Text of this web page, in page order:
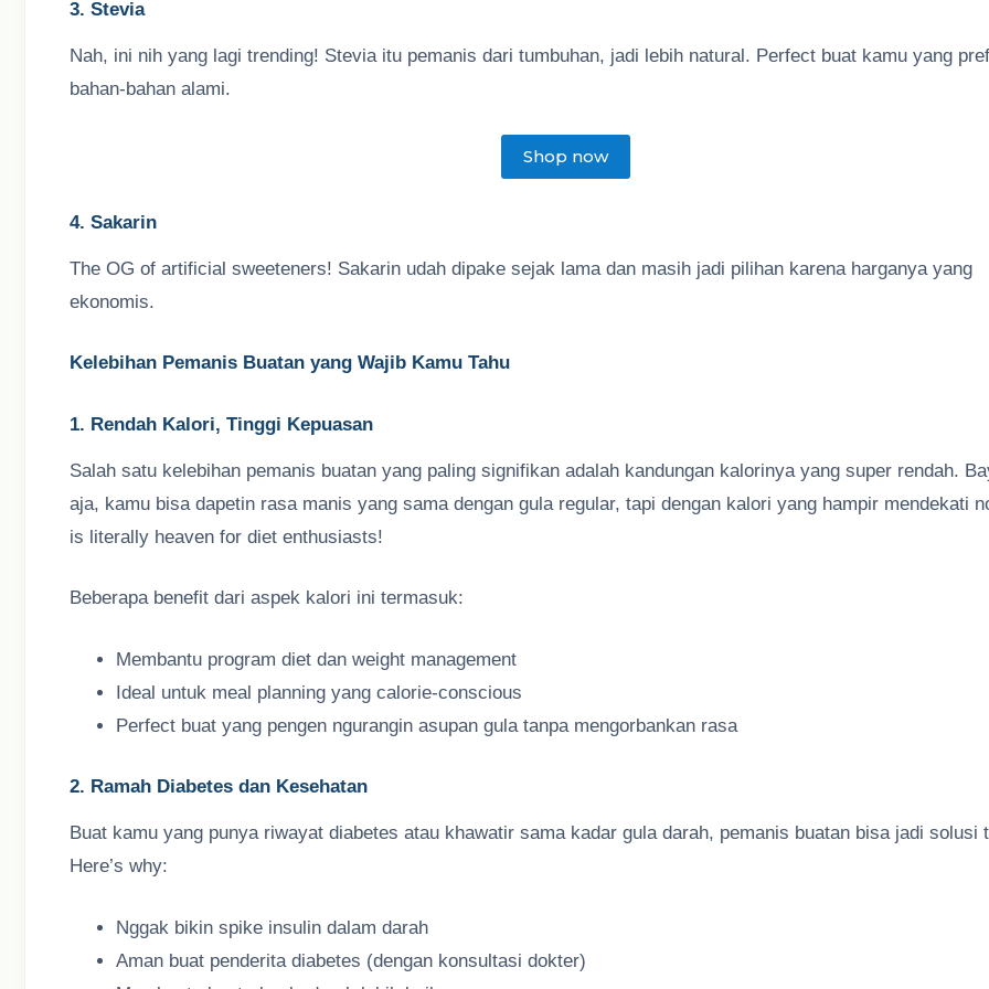
3. Stevia
Nah, ini nih yang lagi trending! Stevia itu pemanis dari tumbuhan, jadi lebih natural. Perfect buat kamu yang
bahan-bahan alami.
Shop now
4. Sakarin
The OG of artificial sweeteners! Sakarin udah dipake sejak lama dan masih jadi pilihan karena harganya yang
ekonomis.
Kelebihan Pemanis Buatan yang Wajib Kamu Tahu
1. Rendah Kalori, Tinggi Kepuasan
Salah satu kelebihan pemanis buatan yang paling signifikan adalah kandungan kalorinya yang super rendah.
aja, kamu bisa dapetin rasa manis yang sama dengan gula regular, tapi dengan kalori yang hampir mendekati
is literally heaven for diet enthusiasts!
Beberapa benefit dari aspek kalori ini termasuk:
Membantu program diet dan weight management
Ideal untuk meal planning yang calorie-conscious
Perfect buat yang pengen ngurangin asupan gula tanpa mengorbankan rasa
2. Ramah Diabetes dan Kesehatan
Buat kamu yang punya riwayat diabetes atau khawatir sama kadar gula darah, pemanis buatan bisa jadi solusi
Here’s why:
Nggak bikin spike insulin dalam darah
Aman buat penderita diabetes (dengan konsultasi dokter)